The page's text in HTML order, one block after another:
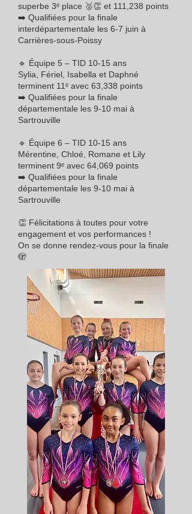
superbe 3ᵉ place 🥈👏 et 111,238 points
➡️ Qualifiées pour la finale
interdépartementale les 6-7 juin à
Carrières-sous-Poissy
🔹 Équipe 5 – TID 10-15 ans
Sylia, Fériel, Isabella et Daphné
terminent 11ᵉ avec 63,338 points
➡️ Qualifiées pour la finale
départementale les 9-10 mai à
Sartrouville
🔹 Équipe 6 – TID 10-15 ans
Mérentine, Chloé, Romane et Lily
terminent 9ᵉ avec 64,069 points
➡️ Qualifiées pour la finale
départementale les 9-10 mai à
Sartrouville
👏 Félicitations à toutes pour votre
engagement et vos performances !
On se donne rendez-vous pour la finale
🫣